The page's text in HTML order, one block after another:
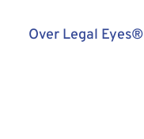
Over Legal Eyes®